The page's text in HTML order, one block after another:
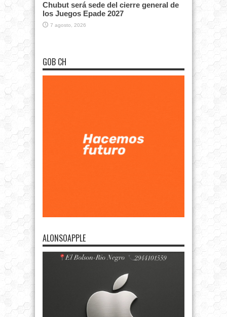
Chubut será sede del cierre general de
los Juegos Epade 2027
7 agosto, 2026
GOB CH
ALONSOAPPLE